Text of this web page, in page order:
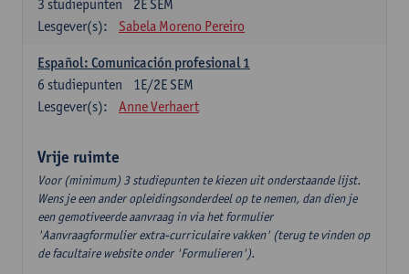
2E SEM
3 studiepunten
Lesgever(s):
Sabela Moreno Pereiro
Español: Comunicación profesional 1
1E/2E SEM
6 studiepunten
Lesgever(s):
Anne Verhaert
Vrije ruimte
Voor (minimum) 3 studiepunten te kiezen uit onderstaande lijst.
Wens je een ander opleidingsonderdeel op te nemen, dan dien je
een gemotiveerde aanvraag in via het formulier
'Aanvraagformulier extra-curriculaire vakken' (terug te vinden op
de facultaire website onder 'Formulieren').